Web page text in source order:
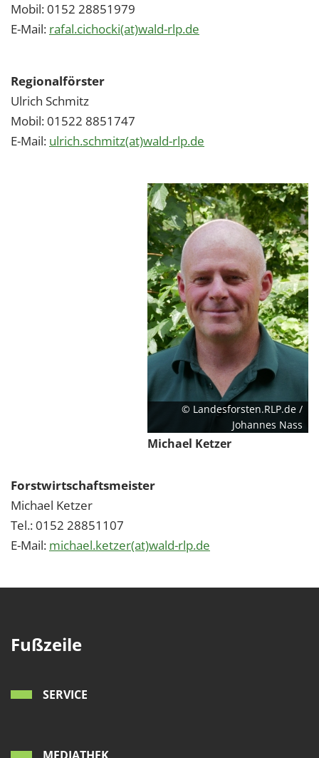
Mobil: 0152 28851979
E-Mail: rafal.cichocki(at)wald-rlp.de
Regionalförster
Ulrich Schmitz
Mobil: 01522 8851747
E-Mail: ulrich.schmitz(at)wald-rlp.de
© Landesforsten.RLP.de /
Johannes Nass
Michael Ketzer
Forstwirtschaftsmeister
Michael Ketzer
Tel.: 0152 28851107
E-Mail: michael.ketzer(at)wald-rlp.de
Fußzeile
SERVICE